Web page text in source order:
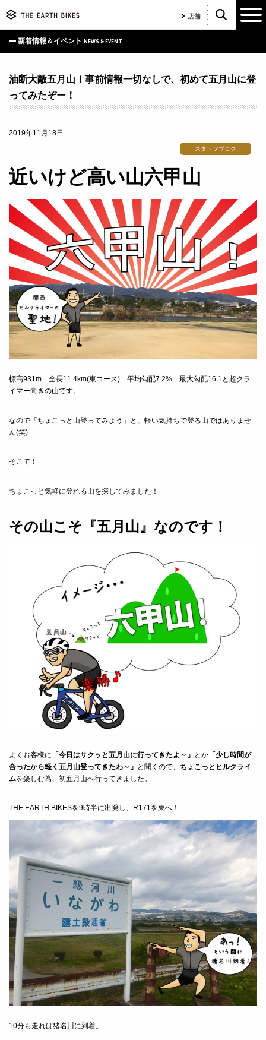
店舗
新着情報＆イベント NEWS & EVENT
油断大敵五月山！事前情報一切なしで、初めて五月山に登
ってみたぞー！
2019年11月18日
スタッフブログ
近いけど高い山六甲山
標高931m 全長11.4km(東コース) 平均勾配7.2% 最大勾配16.1と超クラ
イマー向きの山です。
なので「ちょこっと山登ってみよう」と、軽い気持ちで登る山ではありませ
ん(笑)
そこで！
ちょこっと気軽に登れる山を探してみました！
その山こそ『五月山』なのです！
よくお客様に 「今日はサクッと五月山に行ってきたよ～」 とか 「少し時間が
合ったから軽く五月山登ってきたわ～」 と聞くので、 ちょこっとヒルクライ
ムを楽しむ為、初五月山へ行ってきました。
THE EARTH BIKESを9時半に出発し、R171を東へ！
10分も走れば猪名川に到着。